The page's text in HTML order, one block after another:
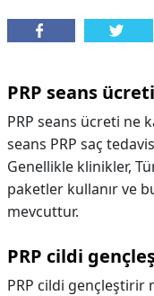
PRP seans
PRP seans ücreti ne
seans PRP saç
Genellikle klinikler,
paketler kullanır ve
mevcuttur.
PRP cildi
PRP cildi gençleştirir